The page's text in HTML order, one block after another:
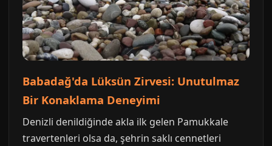
Babadağ'da Lüksün Zirvesi: Unutulmaz
Bir Konaklama Deneyimi
Denizli denildiğinde akla ilk gelen Pamukkale
travertenleri olsa da, şehrin saklı cennetleri